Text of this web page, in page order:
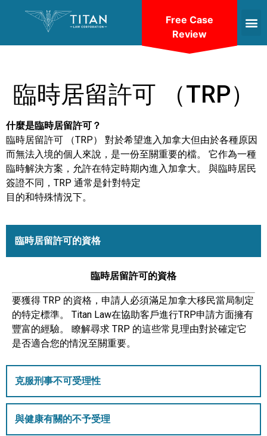
臨時居留許可 （TRP）
什麼是臨時居留許可？
臨時居留許可 （TRP） 對於希望進入加拿大但由於各種原因
而無法入境的個人來說，是一份至關重要的檔。 它作為一種
臨時解決方案，允許在特定時期內進入加拿大。 與臨時居民
簽證不同，TRP 通常是針對特定
目的和特殊情況下。
臨時居留許可的資格
臨時居留許可的資格
要獲得 TRP 的資格，申請人必須滿足加拿大移民當局制定
的特定標準。 Titan Law在協助客戶進行TRP申請方面擁有
豐富的經驗。 瞭解尋求 TRP 的這些常見理由對於確定它
是否適合您的情況至關重要。
克服刑事不可受理性
與健康有關的不予受理
Free Case
Review